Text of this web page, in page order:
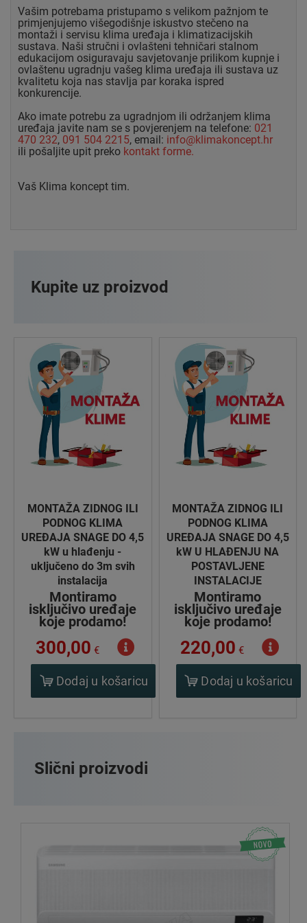
Vašim potrebama pristupamo s velikom pažnjom te
primjenjujemo višegodišnje iskustvo stečeno na
montaži i servisu klima uređaja i klimatizacijskih
sustava. Naši stručni i ovlašteni tehničari stalnom
edukacijom osiguravaju savjetovanje prilikom kupnje i
ovlaštenu ugradnju vašeg klima uređaja ili sustava uz
kvalitetu koja nas stavlja par koraka ispred
konkurencije.
Ako imate potrebu za ugradnjom ili održanjem klima
uređaja javite nam se s povjerenjem na telefone: 021
470 232, 091 504 2215, email: info@klimakoncept.hr
ili pošaljite upit preko kontakt forme.
Vaš Klima koncept tim.
Kupite uz proizvod
MONTAŽA ZIDNOG ILI
PODNOG KLIMA
UREĐAJA SNAGE DO 4,5
kW u hlađenju -
uključeno do 3m svih
instalacija
Montiramo
isključivo uređaje
koje prodamo!
300,00 €
Dodaj u košaricu
MONTAŽA ZIDNOG ILI
PODNOG KLIMA
UREĐAJA SNAGE DO 4,5
kW U HLAĐENJU NA
POSTAVLJENE
INSTALACIJE
Montiramo
isključivo uređaje
koje prodamo!
220,00 €
Dodaj u košaricu
Slični proizvodi